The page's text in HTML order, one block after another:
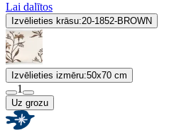
Lai dalītos
Izvēlieties krāsu:20-1852-BROWN
Izvēlieties izmēru:50x70 cm
1
Uz grozu